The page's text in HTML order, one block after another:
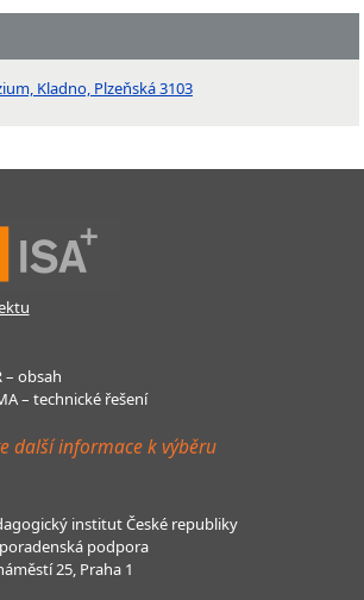
Kladno, Plzeňská 3103
– obsah
– technické řešení
další informace k výběru
institut České republiky
podpora
25, Praha 1